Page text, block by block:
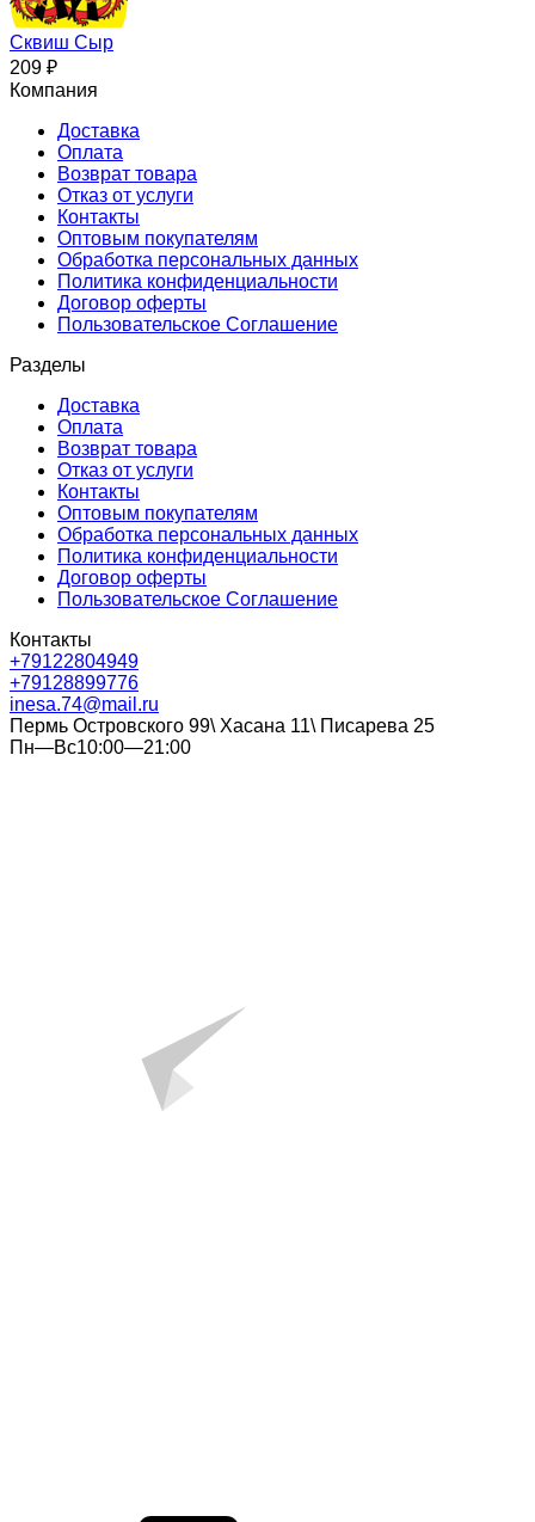
Сквиш Сыр
209 ₽
Компания
Доставка
Оплата
Возврат товара
Отказ от услуги
Контакты
Оптовым покупателям
Обработка персональных данных
Политика конфиденциальности
Договор оферты
Пользовательское Соглашение
Разделы
Доставка
Оплата
Возврат товара
Отказ от услуги
Контакты
Оптовым покупателям
Обработка персональных данных
Политика конфиденциальности
Договор оферты
Пользовательское Соглашение
Контакты
+79122804949
+79128899776
inesa.74@mail.ru
Пермь Островского 99\ Хасана 11\ Писарева 25
Пн—Вс10:00—21:00